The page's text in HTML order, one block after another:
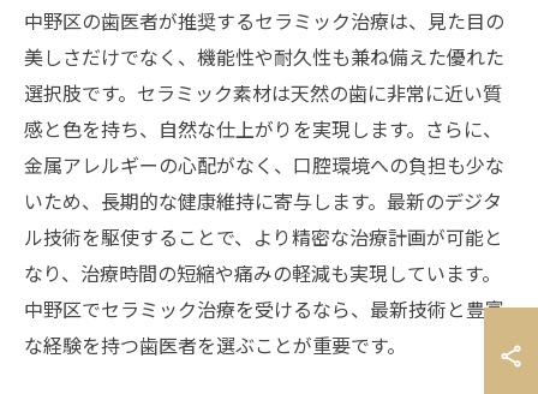
中野区の歯医者が推奨するセラミック治療は、見た目の
美しさだけでなく、機能性や耐久性も兼ね備えた優れた
選択肢です。セラミック素材は天然の歯に非常に近い質
感と色を持ち、自然な仕上がりを実現します。さらに、
金属アレルギーの心配がなく、口腔環境への負担も少な
いため、長期的な健康維持に寄与します。最新のデジタ
ル技術を駆使することで、より精密な治療計画が可能と
なり、治療時間の短縮や痛みの軽減も実現しています。
中野区でセラミック治療を受けるなら、最新技術と豊富
な経験を持つ歯医者を選ぶことが重要です。